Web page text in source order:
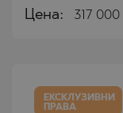
Цена: 317 000
ЕКСКЛУЗИВНИ
ПРАВА